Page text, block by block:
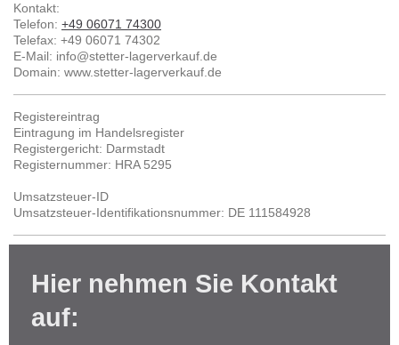
Kontakt:
Telefon: +49 06071 74300
Telefax: +49 06071 74302
E-Mail: info@stetter-lagerverkauf.de
Domain: www.stetter-lagerverkauf.de
Registereintrag
Eintragung im Handelsregister
Registergericht: Darmstadt
Registernummer: HRA 5295
Umsatzsteuer-ID
Umsatzsteuer-Identifikationsnummer: DE 111584928
Hier nehmen Sie Kontakt
auf: